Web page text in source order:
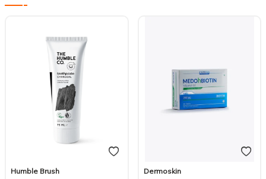
Humble Brush
Dermoskin